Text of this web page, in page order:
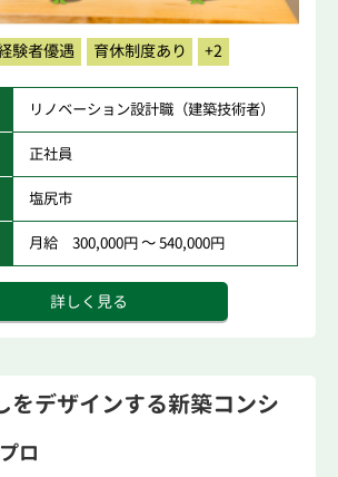
験者優遇 育休制度あり +2
リノベーション設計職（建築技術者）
正社員
塩尻市
月給 300,000円 ～ 540,000円
詳しく見る
をデザインする新築コンシ
ロ